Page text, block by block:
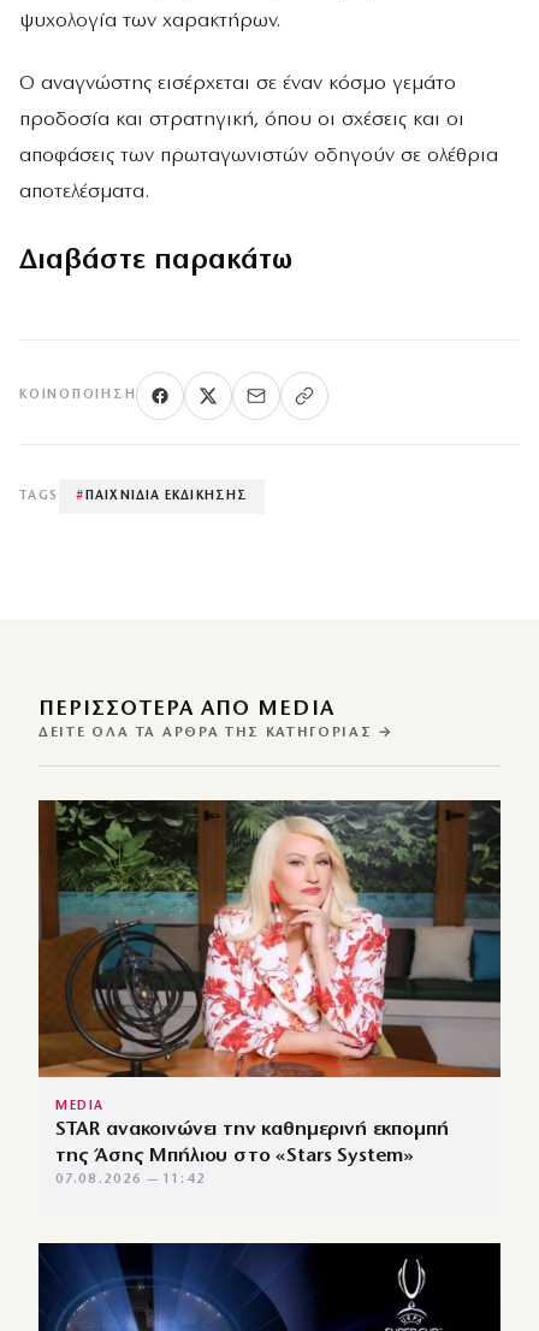
ψυχολογία των χαρακτήρων.
Ο αναγνώστης εισέρχεται σε έναν κόσμο γεμάτο
προδοσία και στρατηγική, όπου οι σχέσεις και οι
αποφάσεις των πρωταγωνιστών οδηγούν σε ολέθρια
αποτελέσματα.
Διαβάστε παρακάτω
ΚΟΙΝΟΠΟΊΗΣΗ
TAGS # ΠΑΙΧΝΙΔΙΑ ΕΚΔΙΚΗΣΗΣ
ΠΕΡΙΣΣΌΤΕΡΑ ΑΠΌ MEDIA
ΔΕΊΤΕ ΌΛΑ ΤΑ ΆΡΘΡΑ ΤΗΣ ΚΑΤΗΓΟΡΊΑΣ →
MEDIA
STAR ανακοινώνει την καθημερινή εκπομπή
της Άσης Μπήλιου στο «Stars System»
07.08.2026 — 11:42